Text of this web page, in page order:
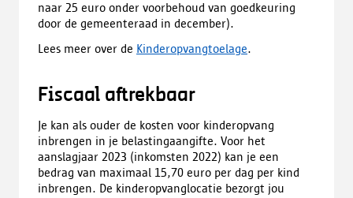
naar 25 euro onder voorbehoud van goedkeuring
door de gemeenteraad in december).
Lees meer over de Kinderopvangtoelage.
Fiscaal aftrekbaar
Je kan als ouder de kosten voor kinderopvang
inbrengen in je belastingaangifte. Voor het
aanslagjaar 2023 (inkomsten 2022) kan je een
bedrag van maximaal 15,70 euro per dag per kind
inbrengen. De kinderopvanglocatie bezorgt jou